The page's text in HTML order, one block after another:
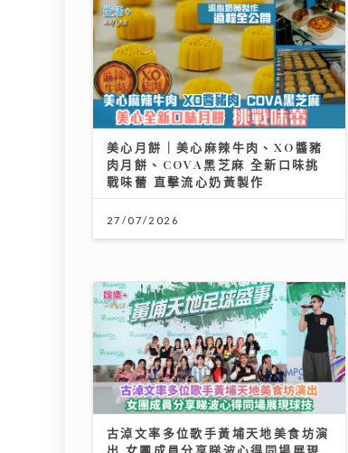
美心月餅｜美心麻辣牛肉、XO醬豬
肉月餅、COVA黑芝麻 全新口味挑
戰味蕾 直擊流心奶黃製作
27/07/2026
古淖文率多位歌手黃埔天地美食坊演
出 女團成員分享睇波心得同場展現
球技